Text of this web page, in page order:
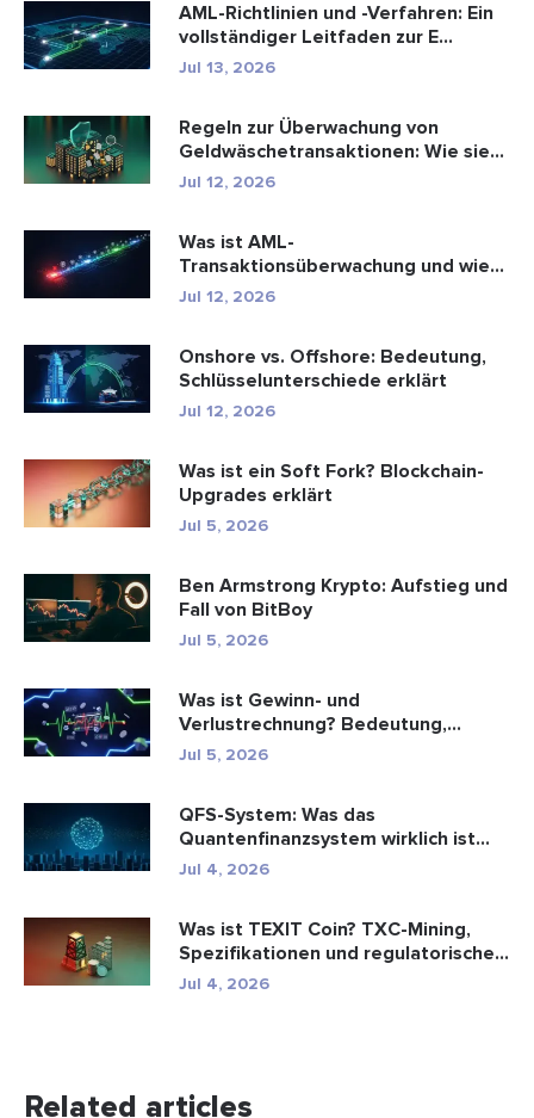
AML-Richtlinien und -Verfahren: Ein
vollständiger Leitfaden zur E...
Jul 13, 2026
Regeln zur Überwachung von
Geldwäschetransaktionen: Wie sie
Fina...
Jul 12, 2026
Was ist AML-
Transaktionsüberwachung und wie
funktioniert sie?
Jul 12, 2026
Onshore vs. Offshore: Bedeutung,
Schlüsselunterschiede erklärt
Jul 12, 2026
Was ist ein Soft Fork? Blockchain-
Upgrades erklärt
Jul 5, 2026
Ben Armstrong Krypto: Aufstieg und
Fall von BitBoy
Jul 5, 2026
Was ist Gewinn- und
Verlustrechnung? Bedeutung,
Formel und Berechn...
Jul 5, 2026
QFS-System: Was das
Quantenfinanzsystem wirklich ist
(2026)
Jul 4, 2026
Was ist TEXIT Coin? TXC-Mining,
Spezifikationen und regulatorische...
Jul 4, 2026
Related articles